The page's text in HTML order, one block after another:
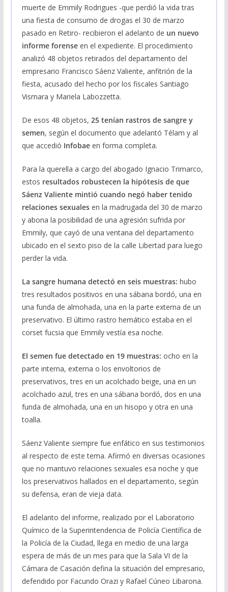
muerte de Emmily Rodrigues -que perdió la vida tras
una fiesta de consumo de drogas el 30 de marzo
pasado en Retiro- recibieron el adelanto de un nuevo
informe forenseen el expediente. El procedimiento
analizó 48 objetos retirados del departamento del
empresario Francisco Sáenz Valiente, anfitrión de la
fiesta, acusado del hecho por los fiscales Santiago
Vismara y Mariela Labozzetta.
De esos 48 objetos, 25 tenían rastros de sangre y
semen, según el documento que adelantó Télam y al
que accedió Infobaeen forma completa.
Para la querella a cargo del abogado Ignacio Trimarco,
estos resultados robustecen la hipótesis de que
Sáenz Valiente mintió cuando negó haber tenido
relaciones sexuales en la madrugada del 30 de marzo
y abona la posibilidad de una agresión sufrida por
Emmily, que cayó de una ventana del departamento
ubicado en el sexto piso de la calle Libertad para luego
perder la vida.
La sangre humana detectó en seis muestras: hubo
tres resultados positivos en una sábana bordó, una en
una funda de almohada, una en la parte externa de un
preservativo. El último rastro hemático estaba en el
corset fucsia que Emmily vestía esa noche.
El semen fue detectado en 19 muestras: ocho en la
parte interna, externa o los envoltorios de
preservativos, tres en un acolchado beige, una en un
acolchado azul, tres en una sábana bordó, dos en una
funda de almohada, una en un hisopo y otra en una
toalla.
Sáenz Valiente siempre fue enfático en sus testimonios
al respecto de este tema. Afirmó en diversas ocasiones
que no mantuvo relaciones sexuales esa noche y que
los preservativos hallados en el departamento, según
su defensa, eran de vieja data.
El adelanto del informe, realizado por el Laboratorio
Químico de la Superintendencia de Policía Científica de
la Policía de la Ciudad, llega en medio de una larga
espera de más de un mes para que la Sala VI de la
Cámara de Casación defina la situación del empresario,
defendido por Facundo Orazi y Rafael Cúneo Libarona.